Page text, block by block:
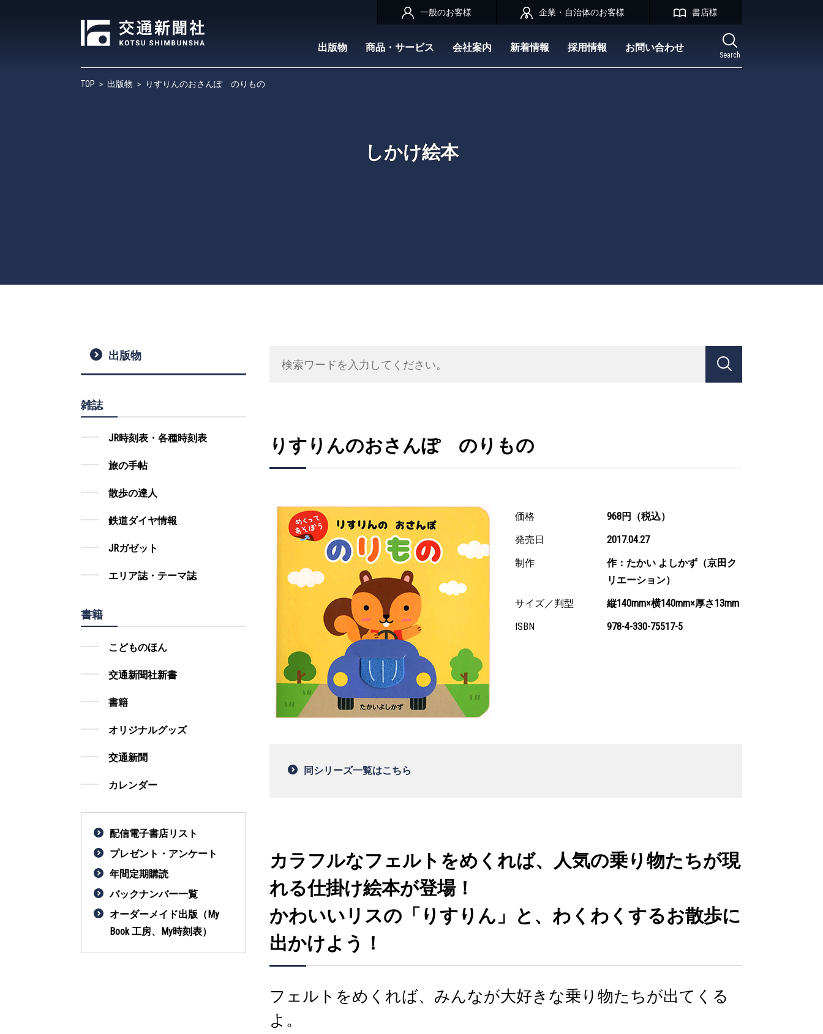
Search
出版物 商品・サービス 会社案内 新着情報 採用情報 お問い合わせ
一般のお客様 企業・自治体のお客様 書店様
TOP ＞ 出版物 ＞ りすりんのおさんぽ のりもの
しかけ絵本
出版物
雑誌
JR時刻表・各種時刻表
旅の手帖
散歩の達人
鉄道ダイヤ情報
JRガゼット
エリア誌・テーマ誌
書籍
こどものほん
交通新聞社新書
書籍
オリジナルグッズ
交通新聞
カレンダー
配信電子書店リスト
プレゼント・アンケート
年間定期購読
バックナンバー一覧
オーダーメイド出版（My
Book 工房、My時刻表）
りすりんのおさんぽ のりもの
価格
968円（税込）
発売日
2017.04.27
制作
作：たかい よしかず（京田ク
リエーション）
サイズ／判型
縦140mm×横140mm×厚さ13mm
ISBN
978-4-330-75517-5
同シリーズ一覧はこちら
カラフルなフェルトをめくれば、人気の乗り物たちが現
れる仕掛け絵本が登場！
かわいいリスの「りすりん」と、わくわくするお散歩に
出かけよう！
フェルトをめくれば、みんなが大好きな乗り物たちが出てくる
よ。